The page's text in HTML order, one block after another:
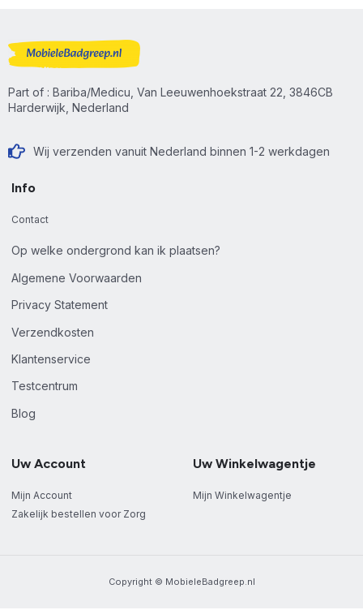
Part of : Bariba/Medicu, Van Leeuwenhoekstraat 22, 3846CB
Harderwijk, Nederland
Wij verzenden vanuit Nederland binnen 1-2 werkdagen
Info
Contact
Op welke ondergrond kan ik plaatsen?
Algemene Voorwaarden
Privacy Statement
Verzendkosten
Klantenservice
Testcentrum
Blog
Uw Account
Mijn Account
Zakelijk bestellen voor Zorg
Uw Winkelwagentje
Mijn Winkelwagentje
Copyright © MobieleBadgreep.nl